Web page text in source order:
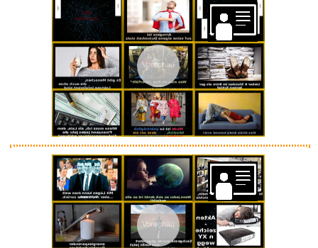
Climax : Apocalypse Pas Now -
...
Anzeige
Vorschau
Vorschau